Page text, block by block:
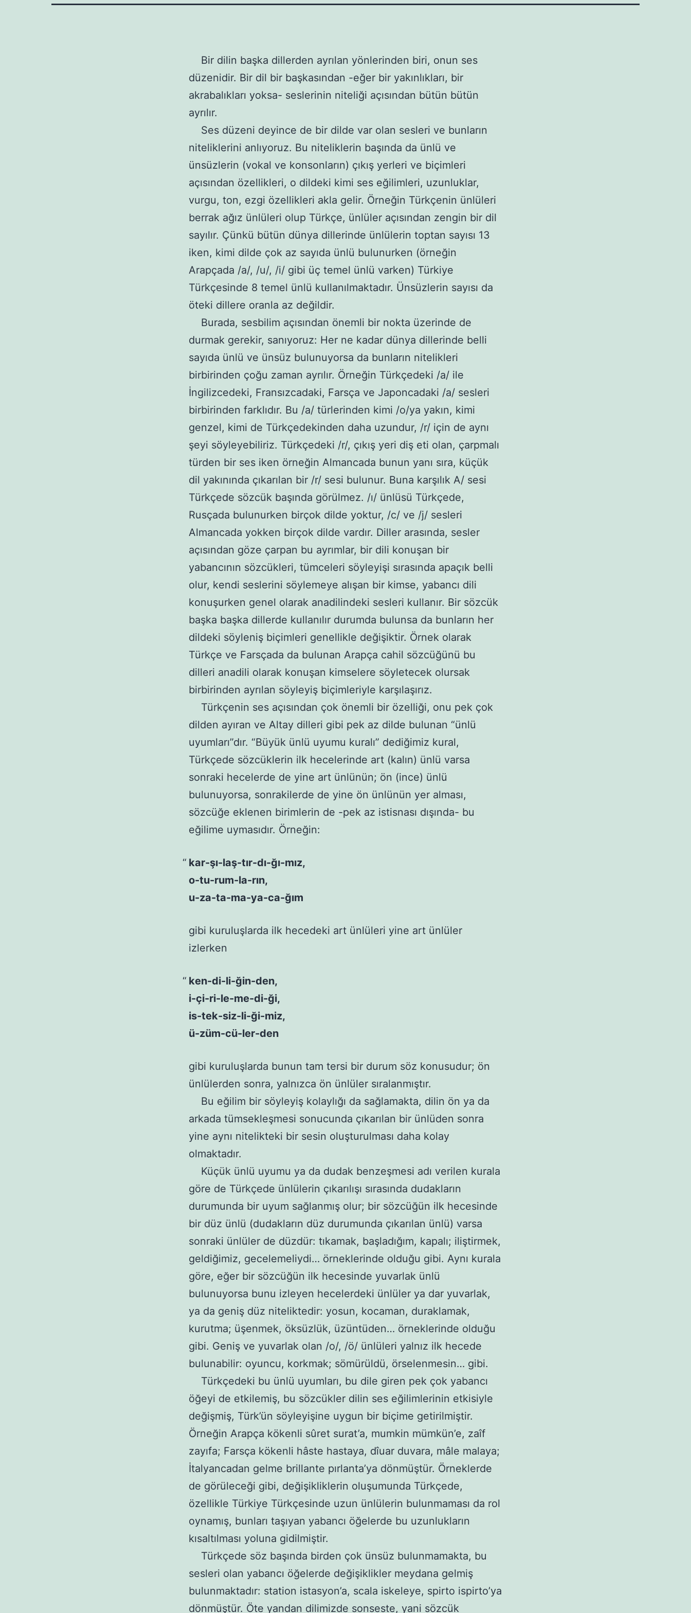
Bir dilin başka dillerden ayrılan yönlerinden biri, onun ses
düzenidir. Bir dil bir başkasından -eğer bir yakınlıkları, bir
akrabalıkları yoksa- seslerinin niteliği açısından bütün bütün
ayrılır.
Ses düzeni deyince de bir dilde var olan sesleri ve bunların
niteliklerini anlıyoruz. Bu niteliklerin başında da ünlü ve
ünsüzlerin (vokal ve konsonların) çıkış yerleri ve biçimleri
açısından özellikleri, o dildeki kimi ses eğilimleri, uzunluklar,
vurgu, ton, ezgi özellikleri akla gelir. Örneğin Türkçenin ünlüleri
berrak ağız ünlüleri olup Türkçe, ünlüler açısından zengin bir dil
sayılır. Çünkü bütün dünya dillerinde ünlülerin toptan sayısı 13
iken, kimi dilde çok az sayıda ünlü bulunurken (örneğin
Arapçada /a/, /u/, /i/ gibi üç temel ünlü varken) Türkiye
Türkçesinde 8 temel ünlü kullanılmaktadır. Ünsüzlerin sayısı da
öteki dillere oranla az değildir.
Burada, sesbilim açısından önemli bir nokta üzerinde de
durmak gerekir, sanıyoruz: Her ne kadar dünya dillerinde belli
sayıda ünlü ve ünsüz bulunuyorsa da bunların nitelikleri
birbirinden çoğu zaman ayrılır. Örneğin Türkçedeki /a/ ile
İngilizcedeki, Fransızcadaki, Farsça ve Japoncadaki /a/ sesleri
birbirinden farklıdır. Bu /a/ türlerinden kimi /o/ya yakın, kimi
genzel, kimi de Türkçedekinden daha uzundur, /r/ için de aynı
şeyi söyleyebiliriz. Türkçedeki /r/, çıkış yeri diş eti olan, çarpmalı
türden bir ses iken örneğin Almancada bunun yanı sıra, küçük
dil yakınında çıkarılan bir /r/ sesi bulunur. Buna karşılık A/ sesi
Türkçede sözcük başında görülmez. /ı/ ünlüsü Türkçede,
Rusçada bulunurken birçok dilde yoktur, /c/ ve /j/ sesleri
Almancada yokken birçok dilde vardır. Diller arasında, sesler
açısından göze çarpan bu ayrımlar, bir dili konuşan bir
yabancının sözcükleri, tümceleri söyleyişi sırasında apaçık belli
olur, kendi seslerini söylemeye alışan bir kimse, yabancı dili
konuşurken genel olarak anadilindeki sesleri kullanır. Bir sözcük
başka başka dillerde kullanılır durumda bulunsa da bunların her
dildeki söyleniş biçimleri genellikle değişiktir. Örnek olarak
Türkçe ve Farsçada da bulunan Arapça cahil sözcüğünü bu
dilleri anadili olarak konuşan kimselere söyletecek olursak
birbirinden ayrılan söyleyiş biçimleriyle karşılaşırız.
Türkçenin ses açısından çok önemli bir özelliği, onu pek çok
dilden ayıran ve Altay dilleri gibi pek az dilde bulunan “ünlü
uyumları”dır. “Büyük ünlü uyumu kuralı” dediğimiz kural,
Türkçede sözcüklerin ilk hecelerinde art (kalın) ünlü varsa
sonraki hecelerde de yine art ünlünün; ön (ince) ünlü
bulunuyorsa, sonrakilerde de yine ön ünlünün yer alması,
sözcüğe eklenen birimlerin de -pek az istisnası dışında- bu
eğilime uymasıdır. Örneğin:
kar-şı-laş-tır-dı-ğı-mız,
o-tu-rum-la-rın,
u-za-ta-ma-ya-ca-ğım
gibi kuruluşlarda ilk hecedeki art ünlüleri yine art ünlüler
izlerken
ken-di-li-ğin-den,
i-çi-ri-le-me-di-ği,
is-tek-siz-li-ği-miz,
ü-züm-cü-ler-den
gibi kuruluşlarda bunun tam tersi bir durum söz konusudur; ön
ünlülerden sonra, yalnızca ön ünlüler sıralanmıştır.
Bu eğilim bir söyleyiş kolaylığı da sağlamakta, dilin ön ya da
arkada tümsekleşmesi sonucunda çıkarılan bir ünlüden sonra
yine aynı nitelikteki bir sesin oluşturulması daha kolay
olmaktadır.
Küçük ünlü uyumu ya da dudak benzeşmesi adı verilen kurala
göre de Türkçede ünlülerin çıkarılışı sırasında dudakların
durumunda bir uyum sağlanmış olur; bir sözcüğün ilk hecesinde
bir düz ünlü (dudakların düz durumunda çıkarılan ünlü) varsa
sonraki ünlüler de düzdür: tıkamak, başladığım, kapalı; iliştirmek,
geldiğimiz, gecelemeliydi… örneklerinde olduğu gibi. Aynı kurala
göre, eğer bir sözcüğün ilk hecesinde yuvarlak ünlü
bulunuyorsa bunu izleyen hecelerdeki ünlüler ya dar yuvarlak,
ya da geniş düz niteliktedir: yosun, kocaman, duraklamak,
kurutma; üşenmek, öksüzlük, üzüntüden… örneklerinde olduğu
gibi. Geniş ve yuvarlak olan /o/, /ö/ ünlüleri yalnız ilk hecede
bulunabilir: oyuncu, korkmak; sömürüldü, örselenmesin… gibi.
Türkçedeki bu ünlü uyumları, bu dile giren pek çok yabancı
öğeyi de etkilemiş, bu sözcükler dilin ses eğilimlerinin etkisiyle
değişmiş, Türk’ün söyleyişine uygun bir biçime getirilmiştir.
Örneğin Arapça kökenli sûret surat’a, mumkin mümkün’e, zaîf
zayıfa; Farsça kökenli hâste hastaya, dîuar duvara, mâle malaya;
İtalyancadan gelme brillante pırlanta’ya dönmüştür. Örneklerde
de görüleceği gibi, değişikliklerin oluşumunda Türkçede,
özellikle Türkiye Türkçesinde uzun ünlülerin bulunmaması da rol
oynamış, bunları taşıyan yabancı öğelerde bu uzunlukların
kısaltılması yoluna gidilmiştir.
Türkçede söz başında birden çok ünsüz bulunmamakta, bu
sesleri olan yabancı öğelerde değişiklikler meydana gelmiş
bulunmaktadır: station istasyon’a, scala iskeleye, spirto ispirto’ya
dönmüştür. Öte yandan dilimizde sonseste, yani sözcük